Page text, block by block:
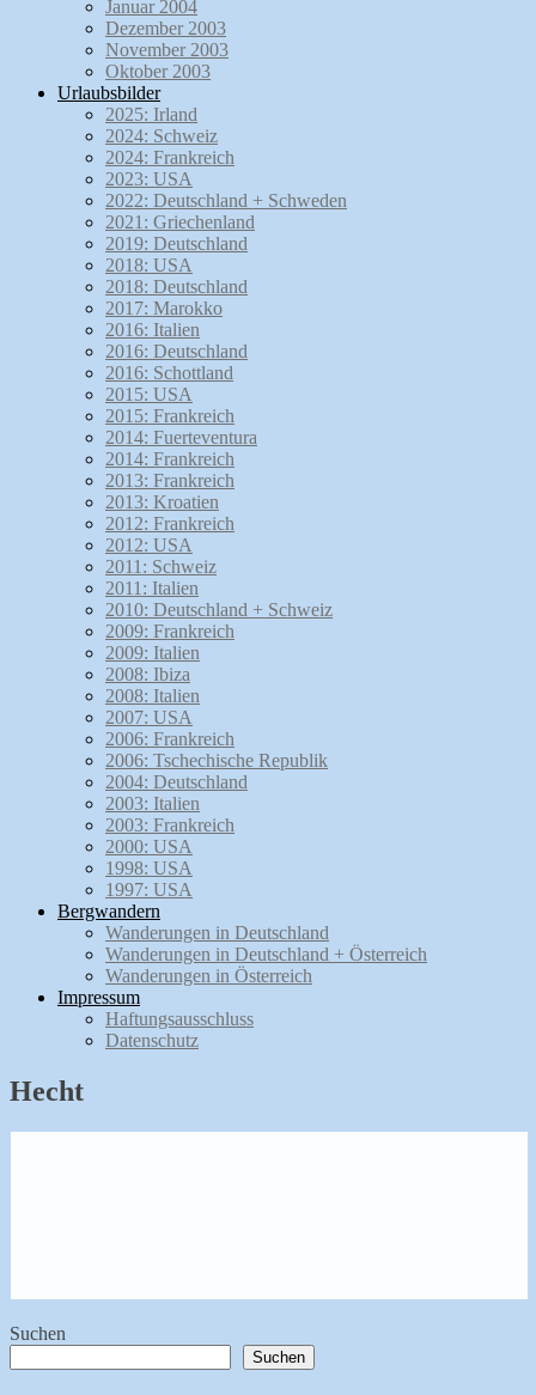
Januar 2004
Dezember 2003
November 2003
Oktober 2003
Urlaubsbilder
2025: Irland
2024: Schweiz
2024: Frankreich
2023: USA
2022: Deutschland + Schweden
2021: Griechenland
2019: Deutschland
2018: USA
2018: Deutschland
2017: Marokko
2016: Italien
2016: Deutschland
2016: Schottland
2015: USA
2015: Frankreich
2014: Fuerteventura
2014: Frankreich
2013: Frankreich
2013: Kroatien
2012: Frankreich
2012: USA
2011: Schweiz
2011: Italien
2010: Deutschland + Schweiz
2009: Frankreich
2009: Italien
2008: Ibiza
2008: Italien
2007: USA
2006: Frankreich
2006: Tschechische Republik
2004: Deutschland
2003: Italien
2003: Frankreich
2000: USA
1998: USA
1997: USA
Bergwandern
Wanderungen in Deutschland
Wanderungen in Deutschland + Österreich
Wanderungen in Österreich
Impressum
Haftungsausschluss
Datenschutz
Hecht
Suchen
Suchen